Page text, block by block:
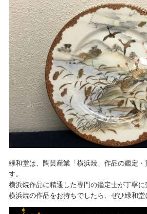
緑和堂は、陶芸産業「横浜焼」作品の鑑定
す。
横浜焼作品に精通した専門の鑑定士が丁寧に
横浜焼の作品をお持ちでしたら、ぜひ緑和堂